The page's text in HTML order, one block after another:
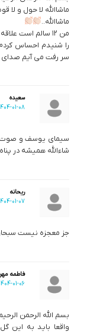
ماشاالله لا حول و لا
ماشاالله..
من ۱۲ سالم است
را شنیدم احساس
سر رفت می آیم صدای
سعیده
1404-01-08 در 12:26
سیمای یوسف و صوت
شاءالله همیشه در
ریحانه
1404-01-07 در 00:36
جز معجزه نیست سبحان
فاطمه
1404-01-06 در 13:53
بسم الله الرحمن الرحیم
واقعا باید به این